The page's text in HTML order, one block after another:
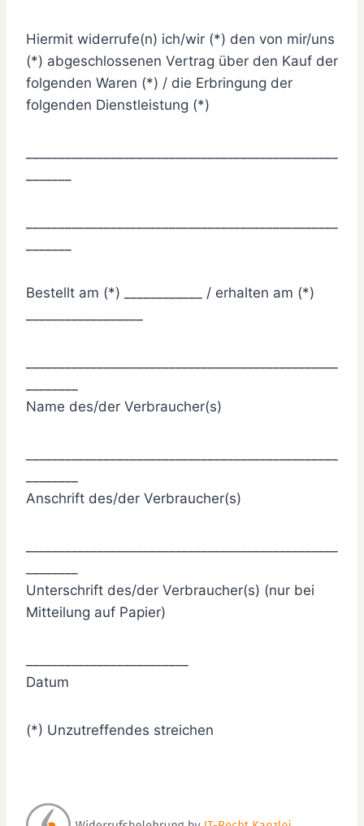
Hiermit widerrufe(n) ich/wir (*) den von mir/uns
(*) abgeschlossenen Vertrag über den Kauf der
folgenden Waren (*) / die Erbringung der
folgenden Dienstleistung (*)
Bestellt am (*) ____________ / erhalten am (*)
Name des/der Verbraucher(s)
Anschrift des/der Verbraucher(s)
Unterschrift des/der Verbraucher(s) (nur bei
Mitteilung auf Papier)
Datum
(*) Unzutreffendes streichen